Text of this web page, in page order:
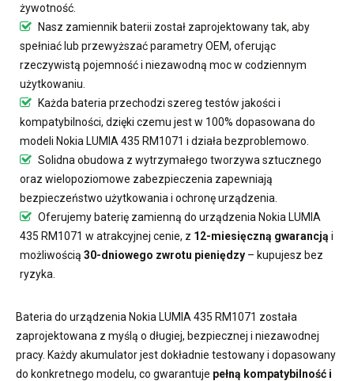
żywotność.
Nasz zamiennik baterii został zaprojektowany tak, aby
spełniać lub przewyższać parametry OEM, oferując
rzeczywistą pojemność i niezawodną moc w codziennym
użytkowaniu.
Każda bateria przechodzi szereg testów jakości i
kompatybilności, dzięki czemu jest w 100% dopasowana do
modeli Nokia LUMIA 435 RM1071 i działa bezproblemowo.
Solidna obudowa z wytrzymałego tworzywa sztucznego
oraz wielopoziomowe zabezpieczenia zapewniają
bezpieczeństwo użytkowania i ochronę urządzenia.
Oferujemybaterię zamienną do urządzenia Nokia LUMIA
435 RM1071 w atrakcyjnej cenie, z 12-miesięczną gwarancją i
możliwością 30-dniowego zwrotu pieniędzy – kupujesz bez
ryzyka.
Bateria do urządzenia Nokia LUMIA 435 RM1071 została
zaprojektowana z myślą o długiej, bezpiecznej i niezawodnej
pracy. Każdy akumulator jest dokładnie testowany i dopasowany
do konkretnego modelu, co gwarantuje pełną kompatybilność i